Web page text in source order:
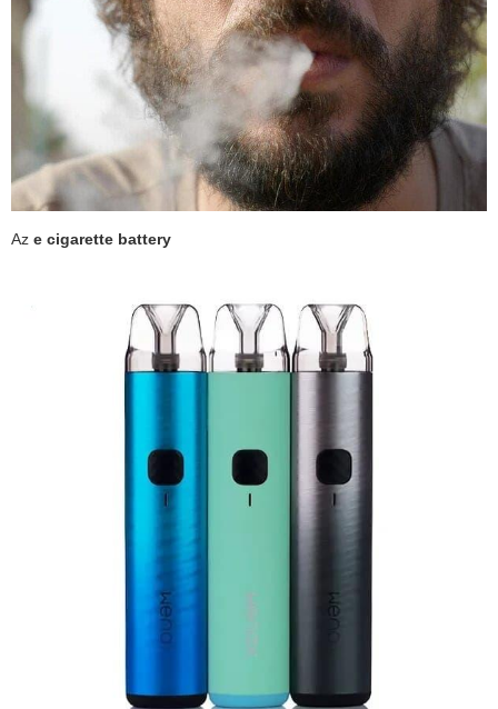
Az e cigarette battery